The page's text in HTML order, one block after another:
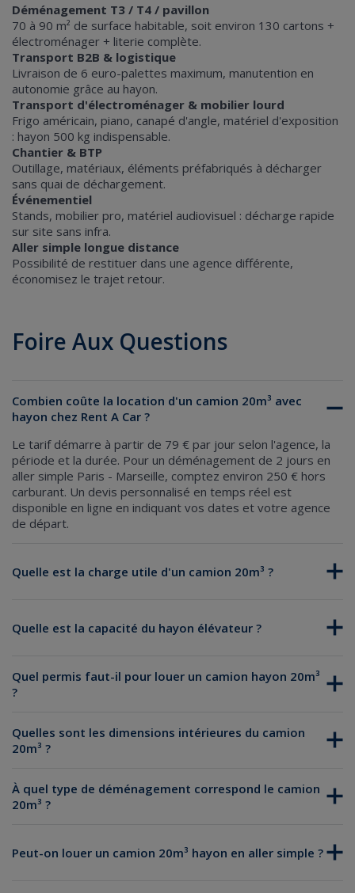
Déménagement T3 / T4 / pavillon
70 à 90 m² de surface habitable, soit environ 130 cartons +
électroménager + literie complète.
Transport B2B & logistique
Livraison de 6 euro-palettes maximum, manutention en
autonomie grâce au hayon.
Transport d'électroménager & mobilier lourd
Frigo américain, piano, canapé d'angle, matériel d'exposition
: hayon 500 kg indispensable.
Chantier & BTP
Outillage, matériaux, éléments préfabriqués à décharger
sans quai de déchargement.
Événementiel
Stands, mobilier pro, matériel audiovisuel : décharge rapide
sur site sans infra.
Aller simple longue distance
Possibilité de restituer dans une agence différente,
économisez le trajet retour.
Foire Aux Questions
Combien coûte la location d'un camion 20m³ avec
hayon chez Rent A Car ?
Le tarif démarre à partir de 79 € par jour selon l'agence, la
période et la durée. Pour un déménagement de 2 jours en
aller simple Paris - Marseille, comptez environ 250 € hors
carburant. Un devis personnalisé en temps réel est
disponible en ligne en indiquant vos dates et votre agence
de départ.
Quelle est la charge utile d'un camion 20m³ ?
Quelle est la capacité du hayon élévateur ?
Quel permis faut-il pour louer un camion hayon 20m³
?
Quelles sont les dimensions intérieures du camion
20m³ ?
À quel type de déménagement correspond le camion
20m³ ?
Peut-on louer un camion 20m³ hayon en aller simple ?